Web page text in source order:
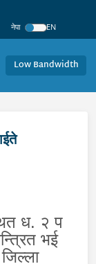
नेपा
EN
Low Bandwidth
ध. २ प
भई